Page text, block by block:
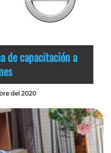
de capacitación a
del 2020